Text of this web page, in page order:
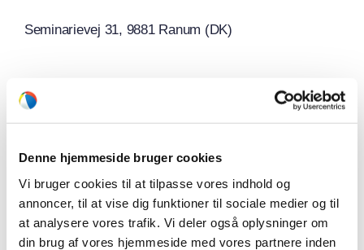
Denne hjemmeside bruger cookies
Vi bruger cookies til at tilpasse vores indhold og
annoncer, til at vise dig funktioner til sociale medier og til
at analysere vores trafik. Vi deler også oplysninger om
din brug af vores hjemmeside med vores partnere inden
Seminarievej 31, 9881 Ranum (DK)
Del på dine sociale medier